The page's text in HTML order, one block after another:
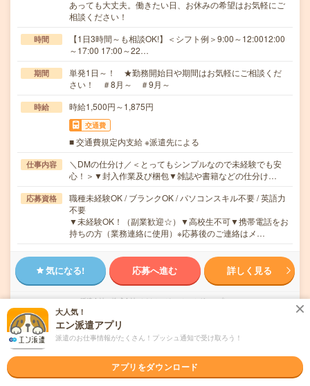
あっても大丈夫。働きたい日、お休みの希望はお気軽にご
相談ください！
時間
【1日3時間～も相談OK!】＜シフト例＞9:00～12:0012:00
～17:00 17:00～22…
期間
単発1日～！ ★勤務開始日や期間はお気軽にご相談くだ
さい！ ＃8月～ ＃9月～
時給 時給1,500円～1,875円
交通費
■ 交通費規定内支給 ※派遣先による
仕事内容
＼DMの仕分け／＜とってもシンプルなので未経験でも安
心！＞▼封入作業及び梱包▼雑誌や書籍などの仕分け…
応募資格
職種未経験OK / ブランクOK / パソコンスキル不要 / 英語力
不要
▼未経験OK！（副業歓迎☆）▼高校生不可▼携帯電話をお
持ちの方（業務連絡に使用）※応募後のご連絡はメ…
気になる! 応募へ進む 詳しく見る
派遣会社 株式会社バイトレ（キャムコムグループ）
未読 掲載日 2026/08/06
＼未経験歓迎／小型部品の検査・梱包＊黒川
大人気！
エン派遣アプリ
派遣のお仕事情報がたくさん！プッシュ通知で受け取ろう！
アプリをダウンロード